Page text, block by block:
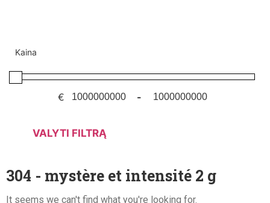
Kaina
€ -
VALYTI FILTRĄ
304 - mystère et intensité 2 g
It seems we can't find what you're looking for.